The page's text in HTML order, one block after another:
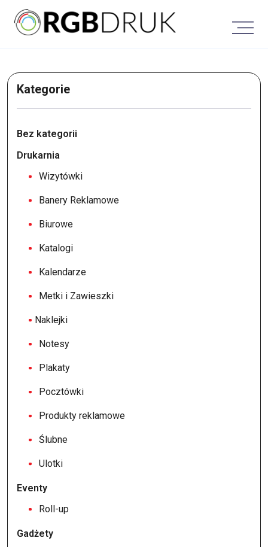
content
Kategorie
Bez kategorii
Drukarnia
Wizytówki
Banery Reklamowe
Biurowe
Katalogi
Kalendarze
Metki i Zawieszki
Naklejki
Notesy
Plakaty
Pocztówki
Produkty reklamowe
Ślubne
Ulotki
Eventy
Roll-up
Gadżety